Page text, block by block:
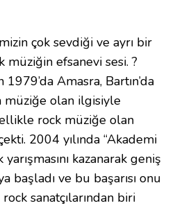
IÇIN
çok sevdiği ve ayrı bir
efsanevi sesi. ?
Amasra, Bartın’da
müziğe olan ilgisiyle
rock müziğe olan
2004 yılında “Akademi
kazanarak geniş
başladı ve bu başarısı onu
sanatçılarından biri